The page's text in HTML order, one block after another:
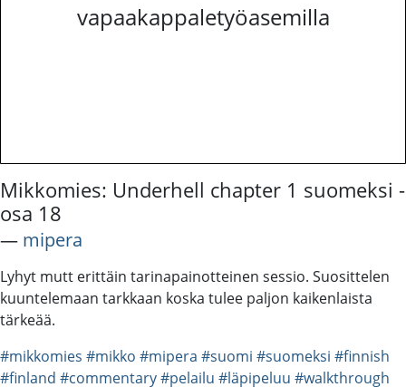
vapaakappaletyöasemilla
Mikkomies: Underhell chapter 1 suomeksi -
osa 18
― mipera
Lyhyt mutt erittäin tarinapainotteinen sessio. Suosittelen
kuuntelemaan tarkkaan koska tulee paljon kaikenlaista
tärkeää.
#mikkomies #mikko #mipera #suomi #suomeksi #finnish
#finland #commentary#pelailu #läpipeluu #walkthrough